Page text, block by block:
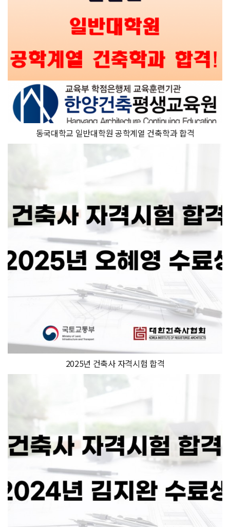
동국대학교 일반대학원 공학계열 건축학과 합격
2025년 건축사 자격시험 합격